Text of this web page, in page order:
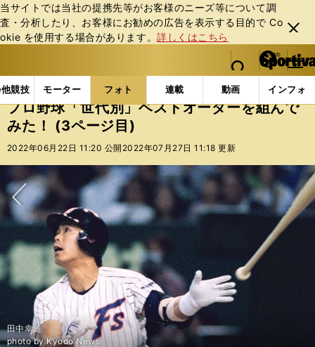
当サイトでは当社の提携先等がお客様のニーズ等について調
査・分析したり、お客様にお勧めの広告を表⽰する⽬的で Co
okie を使⽤する場合があります。詳しくはこちら
閉じ
る
web Sportiva (webスポルティーバ)
検索
マイペ
ー
ジ
メニュ
競技 モーター フォト 連載 動画 インフォ
b
ス
ポ
ル
ー
バ
フォトギャラリー コラムフォト プロ野球「世代別
プロ野球「世代別」ベストオーダーを組んで
みた！ (3ページ目)
2022年06月22日 11:20 公開 2022年07月27日 11:18 更新
次へ
KK世代でベストオーダーを組んでみた！
桑田真澄
photo by Koike Yoshihiro
田中幸雄
photo by Kyodo News
清原和博
photo by Koike Yoshihiro
西山秀二
photo by Kyodo News
「立浪世代」でベストオーダーを組んでみた！
「立浪世代」でベストオーダーを組んでみた！
photo by Sankei Visual
「立浪世代」でベストオーダーを組んでみた！
photo by Sankei Visual
「立浪世代」でベストオーダーを組んでみた！
photo by Sankei Visual
「立浪世代」でベストオーダーを組んでみた！
photo by Sankei Visual